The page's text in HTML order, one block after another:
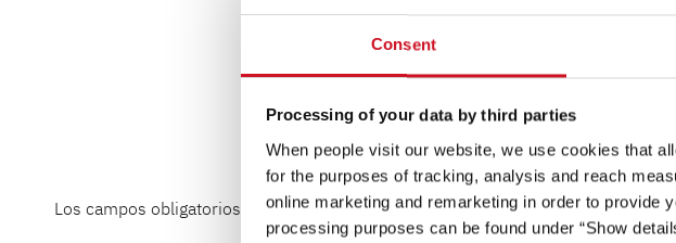
Consent
Processing of your data by third parties
When people visit our website, we use cookies that
for the purposes of tracking, analysis and reach
online marketing and remarketing in order to provide
processing purposes can be found under “Show
Los campos obligatorios están marcados con un *